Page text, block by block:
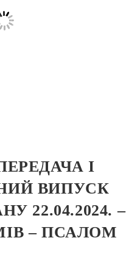
І
ВИПУСК
22.04.2024. –
– ПСАЛОМ